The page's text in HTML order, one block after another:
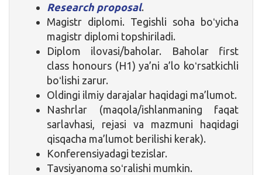
Research proposal.
Magistr diplomi. Tegishli soha boʻyicha
magistr diplomi topshiriladi.
Diplom ilovasi/baholar. Baholar first
class honours (H1) ya’ni a’lo koʻrsatkichli
boʻlishi zarur.
Oldingi ilmiy darajalar haqidagi ma’lumot.
Nashrlar (maqola/ishlanmaning faqat
sarlavhasi, rejasi va mazmuni haqidagi
qisqacha ma’lumot berilishi kerak).
Konferensiyadagi tezislar.
Tavsiyanoma soʻralishi mumkin.